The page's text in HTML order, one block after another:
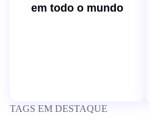
em todo o mundo
TAGS EM DESTAQUE